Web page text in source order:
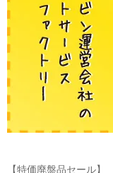
【特価廃盤品セール】